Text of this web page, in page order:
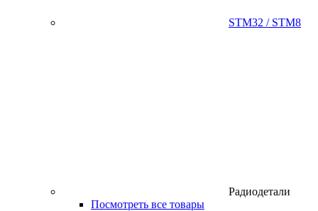
STM32 / STM8
Радиодетали
Посмотреть все товары